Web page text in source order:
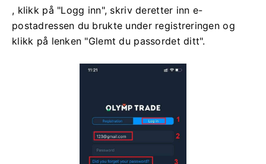
, klikk på "Logg inn", skriv deretter inn e-
postadressen du brukte under registreringen og
klikk på lenken "Glemt du passordet ditt".